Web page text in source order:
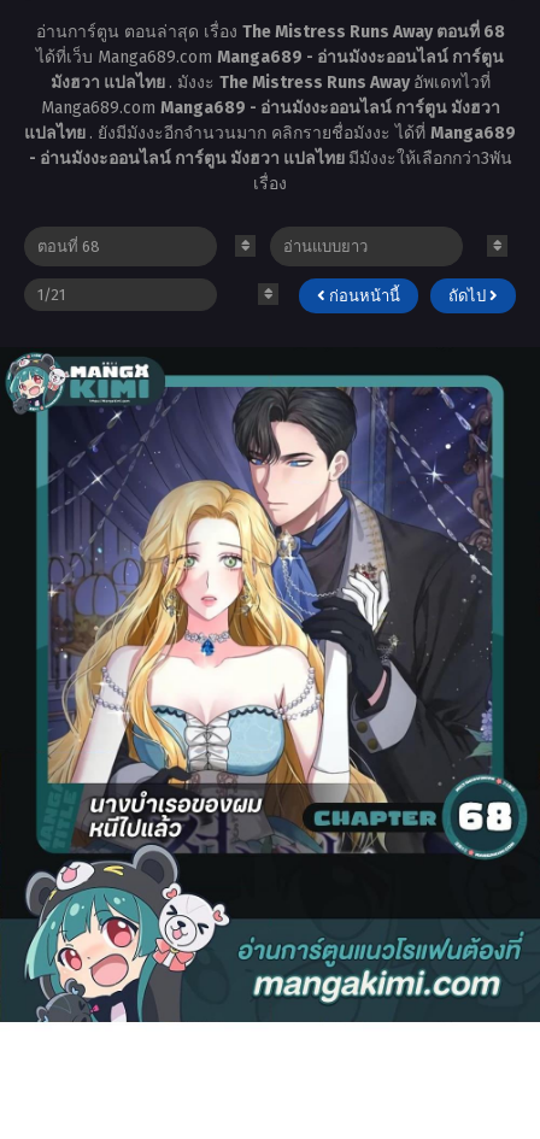
อ่านการ์ตูน ตอนล่าสุด เรื่อง The Mistress Runs Away ตอนที่ 68
ได้ที่เว็บ Manga689.com Manga689 - อ่านมังงะออนไลน์ การ์ตูน
มังฮวา แปลไทย . มังงะ The Mistress Runs Awayอัพเดทไวที่
Manga689.com Manga689 - อ่านมังงะออนไลน์ การ์ตูน มังฮวา
แปลไทย . ยังมีมังงะอีกจำนวนมาก คลิกรายชื่อมังงะ ได้ที่ Manga689
- อ่านมังงะออนไลน์ การ์ตูน มังฮวา แปลไทย มีมังงะให้เลือกกว่า3พัน
เรื่อง
ก่อนหน้านี้ ถัดไป